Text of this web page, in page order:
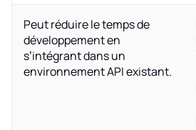
Peut réduire le temps de
développement en
s’intégrant dans un
environnement API existant.